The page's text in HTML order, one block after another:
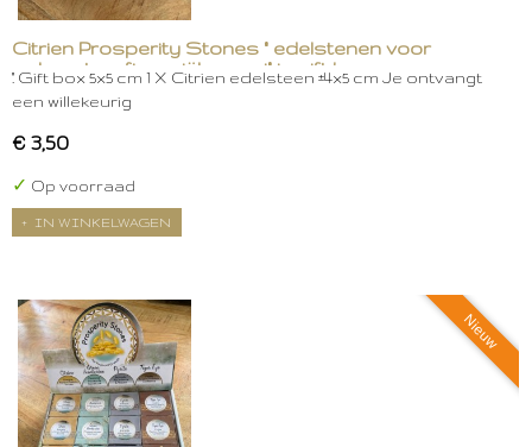
Citrien Prosperity Stones " edelstenen voor
welvaart en financiële groei" in gift box
." Gift box 5x5 cm 1 X Citrien edelsteen ±4x5 cm Je ontvangt
een willekeurig
€ 3,50
✓ Op voorraad
IN WINKELWAGEN
Nieuw